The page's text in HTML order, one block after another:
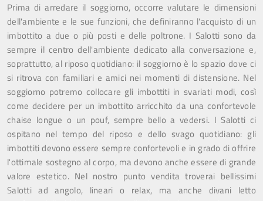
Prima di arredare il soggiorno, occorre valutare le dimensioni
dell'ambiente e le sue funzioni, che definiranno l'acquisto di un
imbottito a due o più posti e delle poltrone. I Salotti sono da
sempre il centro dell'ambiente dedicato alla conversazione e,
soprattutto, al riposo quotidiano: il soggiorno è lo spazio dove ci
si ritrova con familiari e amici nei momenti di distensione. Nel
soggiorno potremo collocare gli imbottiti in svariati modi, così
come decidere per un imbottito arricchito da una confortevole
chaise longue o un pouf, sempre bello a vedersi. I Salotti ci
ospitano nel tempo del riposo e dello svago quotidiano: gli
imbottiti devono essere sempre confortevoli e in grado di offrire
l'ottimale sostegno al corpo, ma devono anche essere di grande
valore estetico. Nel nostro punto vendita troverai bellissimi
Salotti ad angolo, lineari o relax, ma anche divani letto